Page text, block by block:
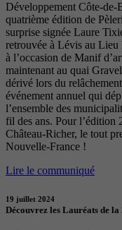
Développement Côte-de-
quatrième édition de
surprise signée Laure
retrouvée à Lévis au
à l’occasion de Manif
maintenant au quai
dérivé lors du
événement annuel qui
l’ensemble des
fil des ans. Pour l’édition
Château-Richer, le tout
Nouvelle-France !
Lire le communiqué
19 juillet 2024
Découvrez les Lauréats de